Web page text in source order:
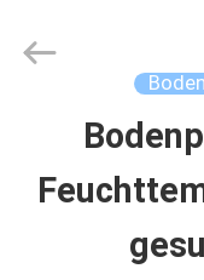
STARTSEITE
YIERYI
Reserved.